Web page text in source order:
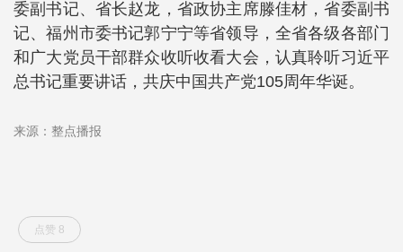
委副书记、省长赵龙，省政协主席滕佳材，省委副书
记、福州市委书记郭宁宁等省领导，全省各级各部门
和广大党员干部群众收听收看大会，认真聆听习近平
总书记重要讲话，共庆中国共产党105周年华诞。
来源：整点播报
点赞 8